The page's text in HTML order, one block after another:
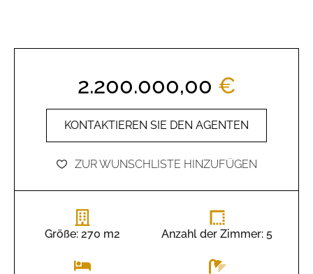
2.200.000,00 €
KONTAKTIEREN SIE DEN AGENTEN
ZUR WUNSCHLISTE HINZUFÜGEN
Größe: 270 m2 Anzahl der Zimmer: 5